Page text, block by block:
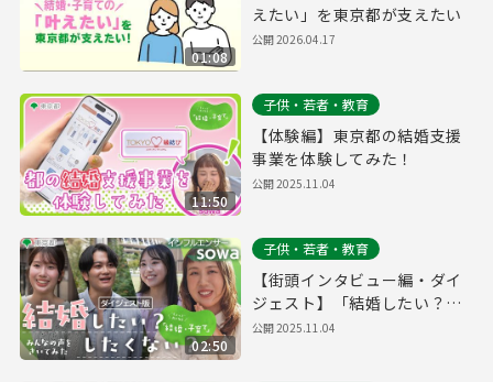
01:08
えたい」を東京都が支えたい
公開2026.04.17
11:50
子供・若者・教育
【体験編】東京都の結婚支援
事業を体験してみた！
公開2025.11.04
02:50
子供・若者・教育
【街頭インタビュー編・ダイ
ジェスト】「結婚したい？し
たくない？」みんなの声をき
公開2025.11.04